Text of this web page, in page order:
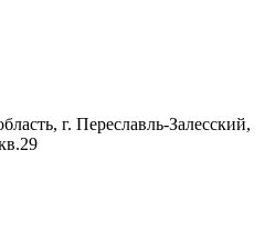
г. Переславль-Залесский,